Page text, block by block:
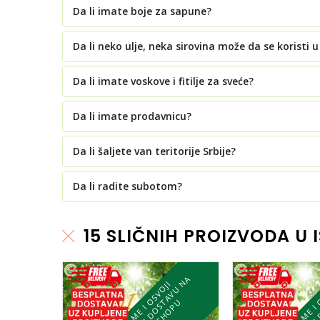
Da li imate boje za sapune?
Da li neko ulje, neka sirovina može da se koristi
Da li imate voskove i fitilje za sveće?
Da li imate prodavnicu?
Da li šaljete van teritorije Srbije?
Da li radite subotom?
15 SLIČNIH PROIZVODA U